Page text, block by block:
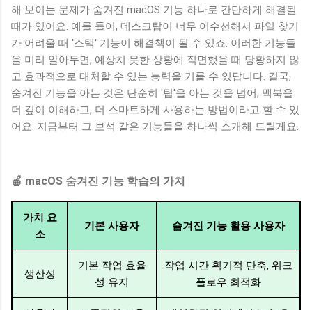
해 보이는 문제가 숨겨진 macOS 기능 하나로 간단하게 해결될
때가 있어요. 예를 들어, 데스크탑이 너무 어수선해서 파일 찾기
가 어려울 때 '스택' 기능이 해결책이 될 수 있죠. 이러한 기능들
을 미리 알아두면, 예상치 못한 상황에 직면했을 때 당황하지 않
고 효과적으로 대처할 수 있는 능력을 기를 수 있답니다. 결국,
숨겨진 기능을 아는 것은 단순히 '팁'을 아는 것을 넘어, 맥북을
더 깊이 이해하고, 더 스마트하게 사용하는 방법이라고 할 수 있
어요. 지금부터 그 보석 같은 기능들을 하나씩 소개해 드릴게요.
🍏 macOS 숨겨진 기능 학습의 가치
가치 요
소
기본 사용자 숨겨진 기능 활용 사용자
생산성
기본 작업 효율
성 유지
작업 시간 획기적 단축, 워크
플로우 최적화